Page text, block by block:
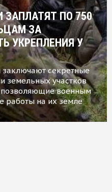
ПО 750
ЗА
УКРЕПЛЕНИЯ У
секретные
земельных участков
позволяющие военным
работы на их земле